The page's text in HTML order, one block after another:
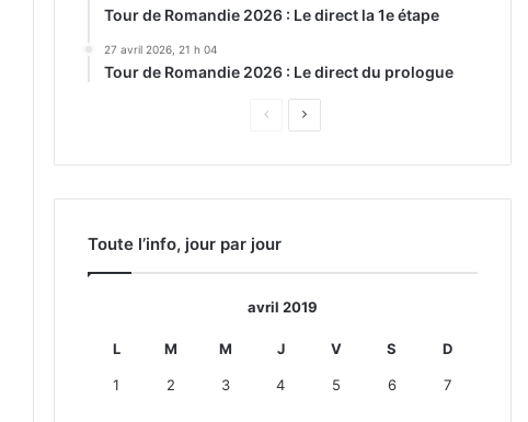
Tour de Romandie 2026 : Le direct la 1e étape
27 avril 2026, 21 h 04
Tour de Romandie 2026 : Le direct du prologue
Page
Page
Toute l’info, jour par jour
avril 2019
L M M J V S D
1 2 3 4 5 6 7